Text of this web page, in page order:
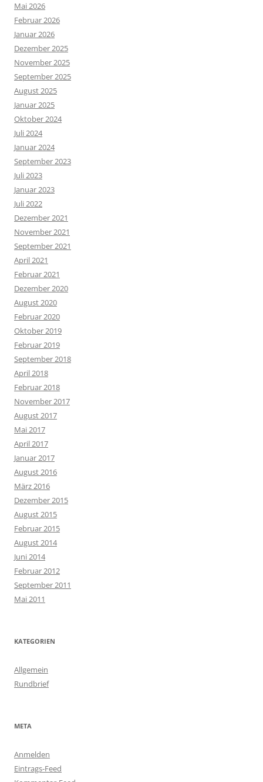
Mai 2026
Februar 2026
Januar 2026
Dezember 2025
November 2025
September 2025
August 2025
Januar 2025
Oktober 2024
Juli 2024
Januar 2024
September 2023
Juli 2023
Januar 2023
Juli 2022
Dezember 2021
November 2021
September 2021
April 2021
Februar 2021
Dezember 2020
August 2020
Februar 2020
Oktober 2019
Februar 2019
September 2018
April 2018
Februar 2018
November 2017
August 2017
Mai 2017
April 2017
Januar 2017
August 2016
März 2016
Dezember 2015
August 2015
Februar 2015
August 2014
Juni 2014
Februar 2012
September 2011
Mai 2011
KATEGORIEN
Allgemein
Rundbrief
META
Anmelden
Eintrags-Feed